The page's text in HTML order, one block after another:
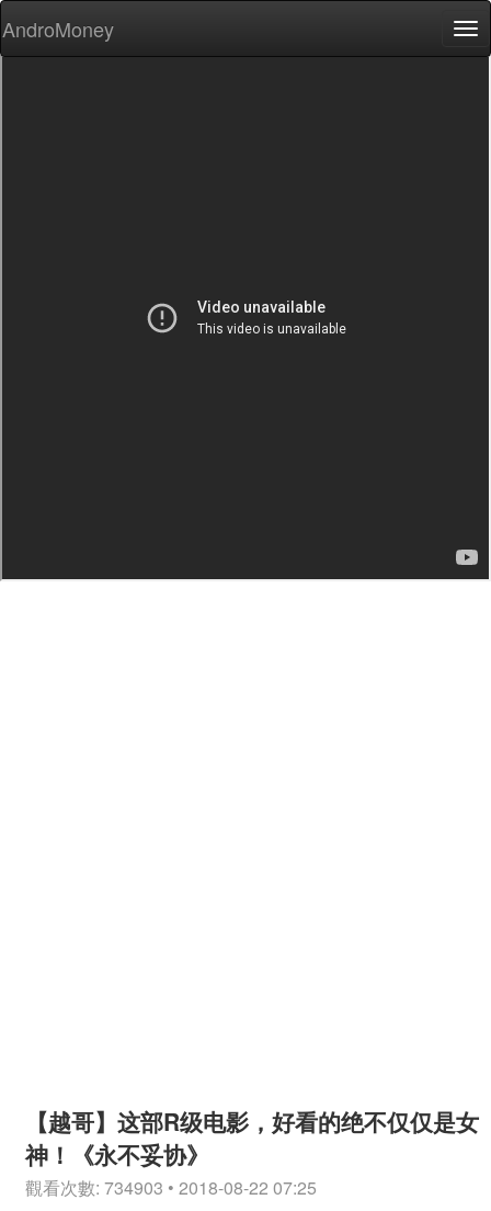
AndroMoney
【越哥】这部R级电影，好看的绝不仅仅是女
神！《永不妥协》
觀看次數: 734903 • 2018-08-22 07:25